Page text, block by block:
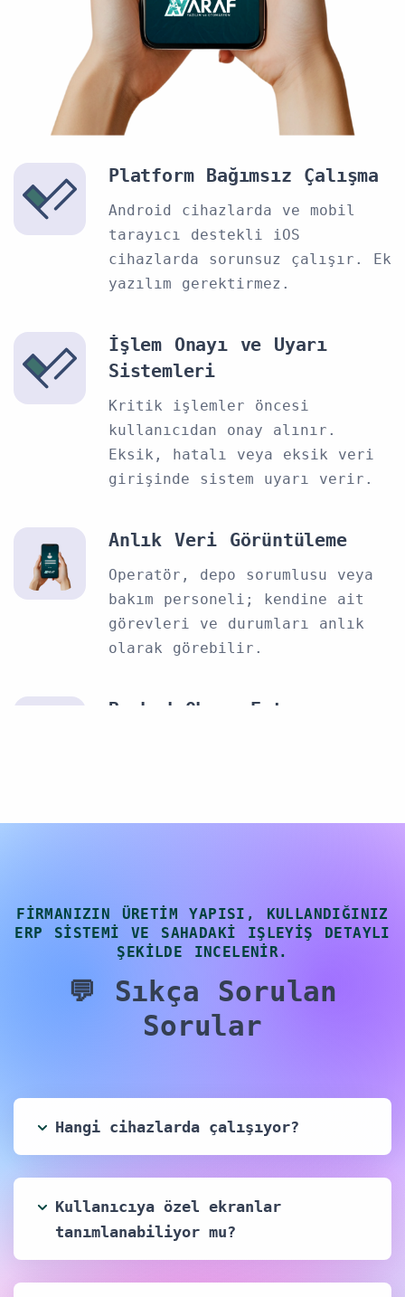
Platform Bağımsız Çalışma
Android cihazlarda ve mobil
tarayıcı destekli iOS
cihazlarda sorunsuz çalışır. Ek
yazılım gerektirmez.
İşlem Onayı ve Uyarı
Sistemleri
Kritik işlemler öncesi
kullanıcıdan onay alınır.
Eksik, hatalı veya eksik veri
girişinde sistem uyarı verir.
Anlık Veri Görüntüleme
Operatör, depo sorumlusu veya
bakım personeli; kendine ait
görevleri ve durumları anlık
olarak görebilir.
Barkod Okuma Entegrasyonu
FIRMANIZIN ÜRETIM YAPISI, KULLANDIĞINIZ
ERP SISTEMI VE SAHADAKI IŞLEYIŞ DETAYLI
ŞEKILDE INCELENIR.
💬 Sıkça Sorulan
Sorular
Hangi cihazlarda çalışıyor?
Kullanıcıya özel ekranlar
tanımlanabiliyor mu?